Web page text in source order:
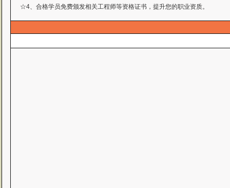
☆4、合格学员免费颁发相关工程师等资格证书，提升您的职业资质。